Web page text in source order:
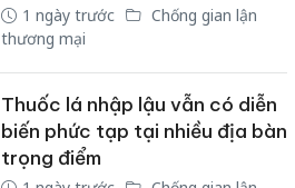
1 ngày trước
Chống gian lận
thương mại
Thuốc lá nhập lậu vẫn có diễn
biến phức tạp tại nhiều địa bàn
trọng điểm